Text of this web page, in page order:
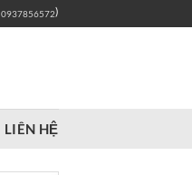
0937856572)
LIÊN HỆ